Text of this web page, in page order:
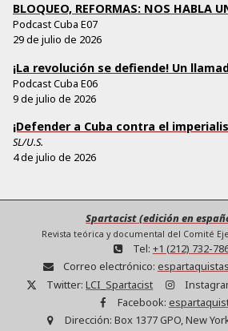
BLOQUEO, REFORMAS: NOS HABLA
Podcast Cuba E07
29 de julio de 2026
¡La revolución se defiende! Un
Podcast Cuba E06
9 de julio de 2026
¡Defender a Cuba contra el
SL/U.S.
4 de julio de 2026
Spartacist (edición en
Revista teórica y documental del Comité
Tel: +1 (212) 732-
Correo electrónico:
Twitter: LCI_Spartacist
Facebook:
Dirección: Box 1377 GPO, New